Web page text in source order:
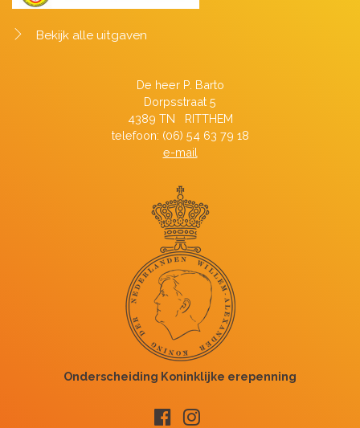
Bekijk alle uitgaven
De heer P. Barto
Dorpsstraat 5
4389 TN RITTHEM
telefoon: (06) 54 63 79 18
e-mail